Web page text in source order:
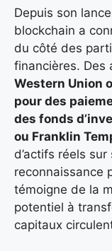
Depuis son
blockchain a
du côté des
financières. Des
Western Union
pour des
des fonds
ou Franklin
d’actifs réels
reconnaissance
témoigne de la
potentiel à
capitaux